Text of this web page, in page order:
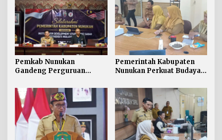
Pemkab Nunukan
Gandeng Perguruan
Dukung Pembangunan
Perbatasan
Pemerintah Kabupaten
Nunukan Perkuat Budaya
Publik